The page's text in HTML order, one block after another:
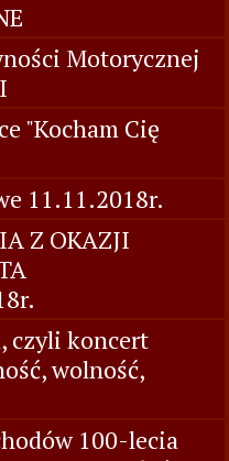
Motorycznej
"Kocham Cię
11.11.2018r.
Z OKAZJI
czyli koncert
wolność,
100-lecia